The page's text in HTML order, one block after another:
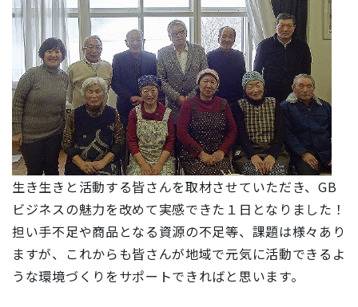
生き生きと活動する皆さんを取材させていただき、GB
ビジネスの魅力を改めて実感できた１日となりました！
担い手不足や商品となる資源の不足等、課題は様々あり
ますが、これからも皆さんが地域で元気に活動できるよ
うな環境づくりをサポートできればと思います。